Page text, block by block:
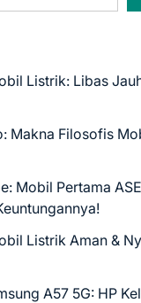
Listrik: Libas
Makna Filosofis
Mobil Pertama
Listrik Aman &
A57 5G: HP